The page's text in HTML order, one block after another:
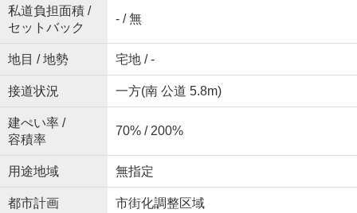
私道負担面積 /
セットバック
- / 無
地目 / 地勢 宅地 / -
接道状況 一方(南 公道 5.8m)
建ぺい率 /
容積率
70% / 200%
用途地域 無指定
都市計画 市街化調整区域